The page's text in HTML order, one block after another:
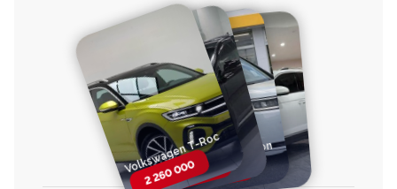
Volkswagen T-Roc
2 260 000
Toyota Harrier
2 820 000
Honda Step Wagon
2 820 000
Volkswagen
TAYRON
2 670 000